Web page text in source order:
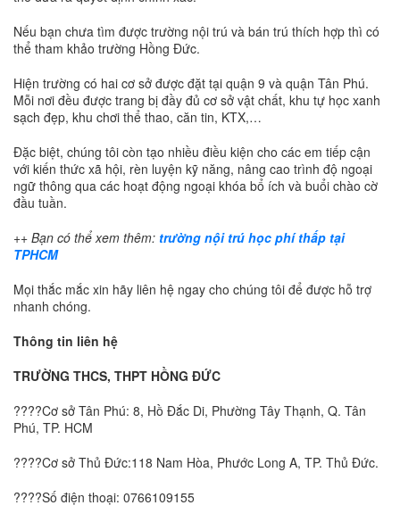
Nếu bạn chưa tìm được trường nội trú và bán trú thích hợp thì có
thể tham khảo trường Hồng Đức.
Hiện trường có hai cơ sở được đặt tại quận 9 và quận Tân Phú.
Mỗi nơi đều được trang bị đầy đủ cơ sở vật chất, khu tự học xanh
sạch đẹp, khu chơi thể thao, căn tin, KTX,…
Đặc biệt, chúng tôi còn tạo nhiều điều kiện cho các em tiếp cận
với kiến thức xã hội, rèn luyện kỹ năng, nâng cao trình độ ngoại
ngữ thông qua các hoạt động ngoại khóa bổ ích và buổi chào cờ
đầu tuần.
++ Bạn có thể xem thêm: trường nội trú học phí thấp tại
TPHCM
Mọi thắc mắc xin hãy liên hệ ngay cho chúng tôi để được hỗ trợ
nhanh chóng.
Thông tin liên hệ
TRƯỜNG THCS, THPT HỒNG ĐỨC
????Cơ sở Tân Phú: 8, Hồ Đắc Di, Phường Tây Thạnh, Q. Tân
Phú, TP. HCM
????Cơ sở Thủ Đức:118 Nam Hòa, Phước Long A, TP. Thủ Đức.
????Số điện thoại: 0766109155